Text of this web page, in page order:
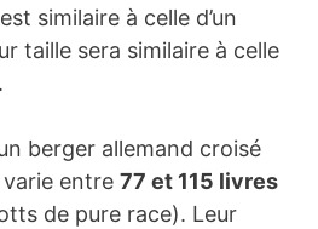
similaire à celle d’un
taille sera similaire à celle
berger allemand croisé
entre 77 et 115 livres
de pure race). Leur